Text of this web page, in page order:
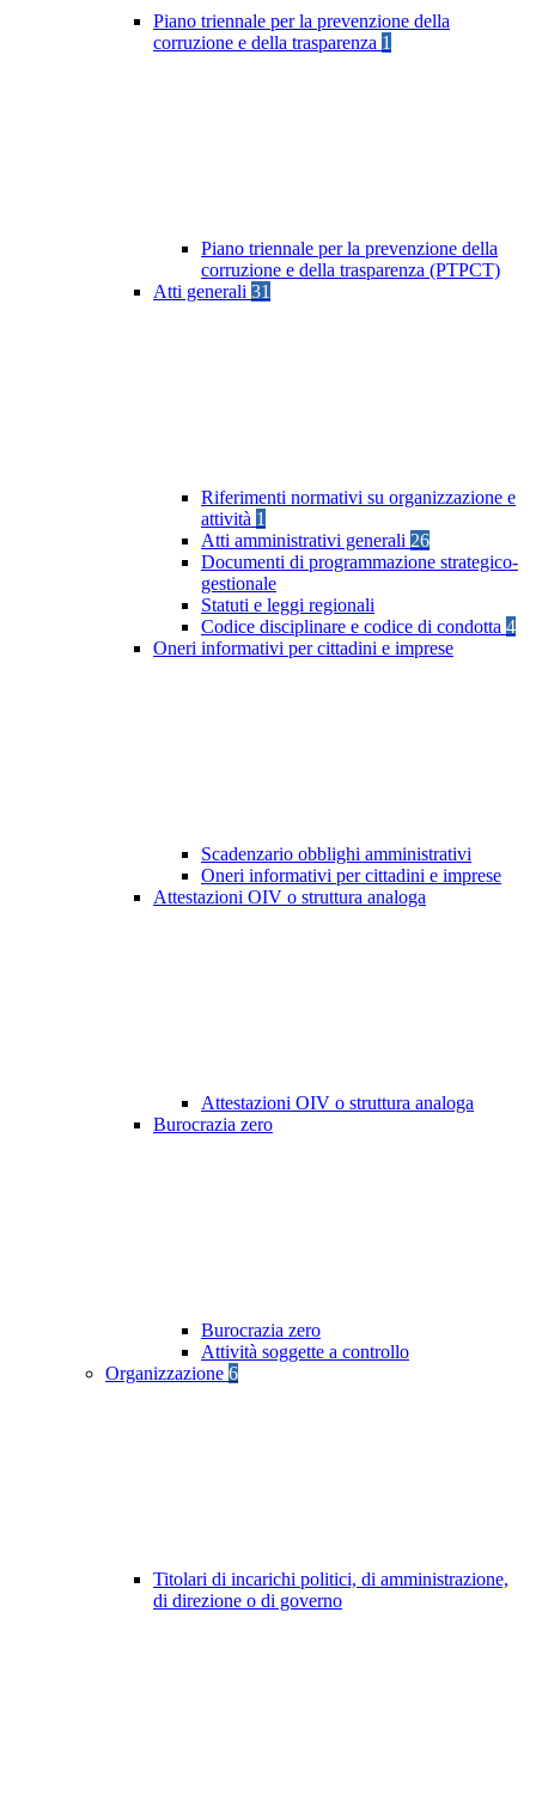
Piano triennale per la prevenzione della
corruzione e della trasparenza 1
Piano triennale per la prevenzione della
corruzione e della trasparenza (PTPCT)
Atti generali 31
Riferimenti normativi su organizzazione e
attività 1
Atti amministrativi generali 26
Documenti di programmazione strategico-
gestionale
Statuti e leggi regionali
Codice disciplinare e codice di condotta 4
Oneri informativi per cittadini e imprese
Scadenzario obblighi amministrativi
Oneri informativi per cittadini e imprese
Attestazioni OIV o struttura analoga
Attestazioni OIV o struttura analoga
Burocrazia zero
Burocrazia zero
Attività soggette a controllo
Organizzazione 6
Titolari di incarichi politici, di amministrazione,
di direzione o di governo